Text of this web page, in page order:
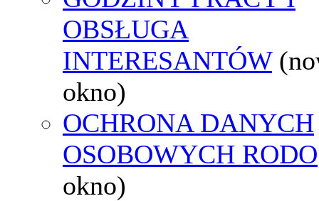
OBSŁUGA
INTERESANTÓW
okno)
OCHRONA DANYCH
OSOBOWYCH RODO
okno)